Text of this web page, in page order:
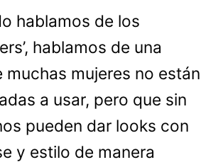
hablamos de los
hablamos de una
muchas mujeres no están
a usar, pero que sin
pueden dar looks con
y estilo de manera